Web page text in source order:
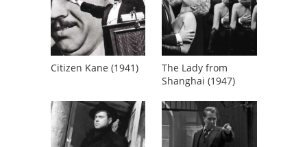
Citizen Kane (1941)
The Lady from
Shanghai (1947)